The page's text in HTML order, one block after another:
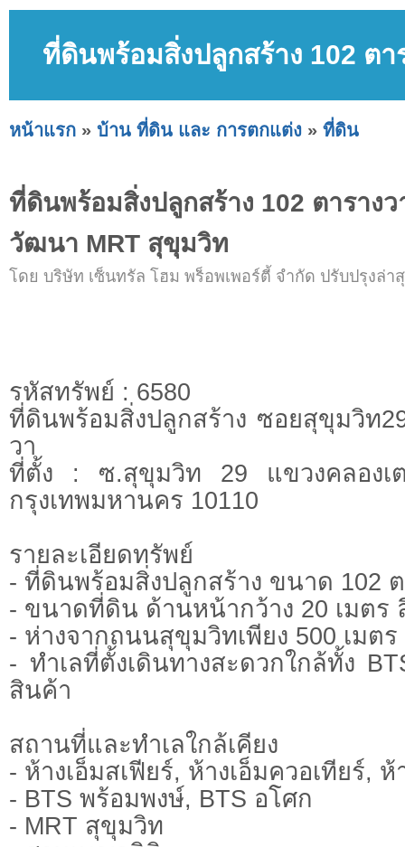
ที่ดินพร้อมสิ่งปลูกสร้าง 102 ต
หน้าแรก » บ้าน ที่ดิน และ การตกแต่ง » ที่ดิน
ที่ดินพร้อมสิ่งปลูกสร้าง 102 ตาราง
วัฒนา MRT สุขุมวิท
โดย บริษัท เซ็นทรัล โฮม พร็อพเพอร์ตี้ จำกัด ปรับปรุงล่า
รหัสทรัพย์ : 6580
ที่ดินพร้อมสิ่งปลูกสร้าง ซอยสุขุมวิท
วา
ที่ตั้ง : ซ.สุขุมวิท 29 แขวงคลองเ
กรุงเทพมหานคร 10110
รายละเอียดทรัพย์
- ที่ดินพร้อมสิ่งปลูกสร้าง ขนาด 102
- ขนาดที่ดิน ด้านหน้ากว้าง 20 เมตร
- ห่างจากถนนสุขุมวิทเพียง 500 เมตร
- ทำเลที่ตั้งเดินทางสะดวกใกล้ทั้ง
สินค้า
สถานที่และทำเลใกล้เคียง
- ห้างเอ็มสเฟียร์, ห้างเอ็มควอเทียร์, ห้
- BTS พร้อมพงษ์, BTS อโศก
- MRT สุขุมวิท